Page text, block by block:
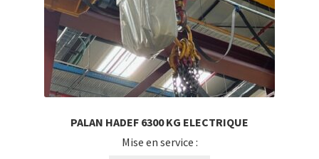
PALAN HADEF 6300 KG ELECTRIQUE
Mise en service :